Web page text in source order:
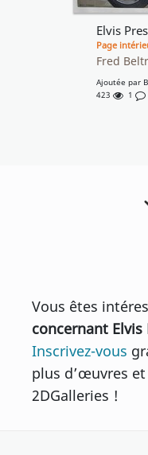
Elvis
Page
Fred
Ajoutée par
423
1
Vous êtes
concernant Elvis
Inscrivez-vous
plus d’œuvres
2DGalleries !